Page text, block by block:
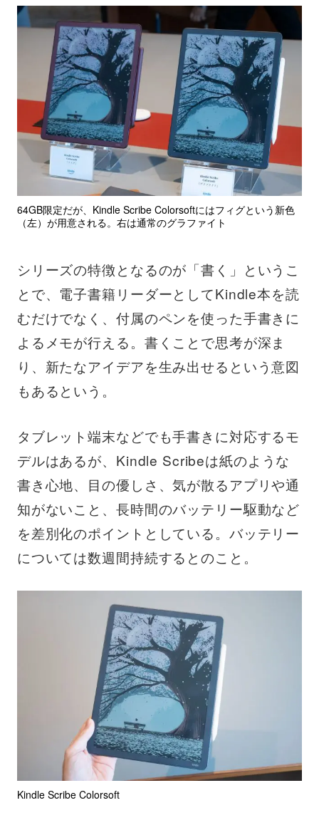
64GB限定だが、Kindle Scribe Colorsoftにはフィグという新色
（左）が用意される。右は通常のグラファイト
シリーズの特徴となるのが「書く」というこ
とで、電子書籍リーダーとしてKindle本を読
むだけでなく、付属のペンを使った手書きに
よるメモが行える。書くことで思考が深ま
り、新たなアイデアを生み出せるという意図
もあるという。
タブレット端末などでも手書きに対応するモ
デルはあるが、Kindle Scribeは紙のような
書き心地、目の優しさ、気が散るアプリや通
知がないこと、長時間のバッテリー駆動など
を差別化のポイントとしている。バッテリー
については数週間持続するとのこと。
Kindle Scribe Colorsoft